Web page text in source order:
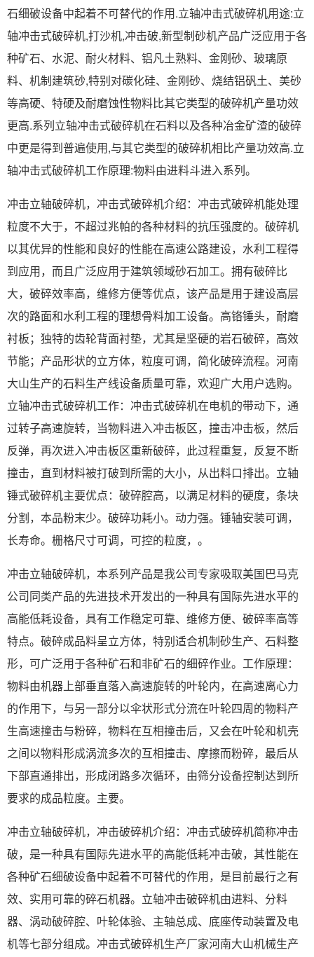
石细破设备中起着不可替代的作用.立轴冲击式破碎机用途:立
轴冲击式破碎机,打沙机,冲击破,新型制砂机产品广泛应用于各
种矿石、水泥、耐火材料、铝凡土熟料、金刚砂、玻璃原
料、机制建筑砂,特别对碳化硅、金刚砂、烧结铝矾土、美砂
等高硬、特硬及耐磨蚀性物料比其它类型的破碎机产量功效
更高.系列立轴冲击式破碎机在石料以及各种冶金矿渣的破碎
中更是得到普遍使用,与其它类型的破碎机相比产量功效高.立
轴冲击式破碎机工作原理:物料由进料斗进入系列。
冲击立轴破碎机，冲击式破碎机介绍：冲击式破碎机能处理
粒度不大于，不超过兆帕的各种材料的抗压强度的。破碎机
以其优异的性能和良好的性能在高速公路建设，水利工程得
到应用，而且广泛应用于建筑领域砂石加工。拥有破碎比
大，破碎效率高，维修方便等优点，该产品是用于建设高层
次的路面和水利工程的理想骨料加工设备。高铬锤头，耐磨
衬板；独特的齿轮背面衬垫，尤其是坚硬的岩石破碎，高效
节能；产品形状的立方体，粒度可调，简化破碎流程。河南
大山生产的石料生产线设备质量可靠，欢迎广大用户选购。
立轴冲击式破碎机工作：冲击式破碎机在电机的带动下，通
过转子高速旋转，当物料进入冲击板区，撞击冲击板，然后
反弹，再次进入冲击板区重新破碎，此过程重复，反复不断
撞击，直到材料被打破到所需的大小，从出料口排出。立轴
锤式破碎机主要优点：破碎腔高，以满足材料的硬度，条块
分割，本品粉末少。破碎功耗小。动力强。锤轴安装可调，
长寿命。栅格尺寸可调，可控的粒度，。
冲击立轴破碎机，本系列产品是我公司专家吸取美国巴马克
公司同类产品的先进技术开发出的一种具有国际先进水平的
高能低耗设备，具有工作稳定可靠、维修方便、破碎率高等
特点。破碎成品料呈立方体，特别适合机制砂生产、石料整
形，可广泛用于各种矿石和非矿石的细碎作业。工作原理：
物料由机器上部垂直落入高速旋转的叶轮内，在高速离心力
的作用下，与另一部分以伞状形式分流在叶轮四周的物料产
生高速撞击与粉碎，物料在互相撞击后，又会在叶轮和机壳
之间以物料形成涡流多次的互相撞击、摩擦而粉碎，最后从
下部直通排出，形成闭路多次循环，由筛分设备控制达到所
要求的成品粒度。主要。
冲击立轴破碎机，冲击破碎机介绍：冲击式破碎机简称冲击
破，是一种具有国际先进水平的高能低耗冲击破，其性能在
各种矿石细破设备中起着不可替代的作用，是目前最行之有
效、实用可靠的碎石机器。立轴冲击破碎机由进料、分料
器、涡动破碎腔、叶轮体验、主轴总成、底座传动装置及电
机等七部分组成。冲击式破碎机生产厂家河南大山机械生产